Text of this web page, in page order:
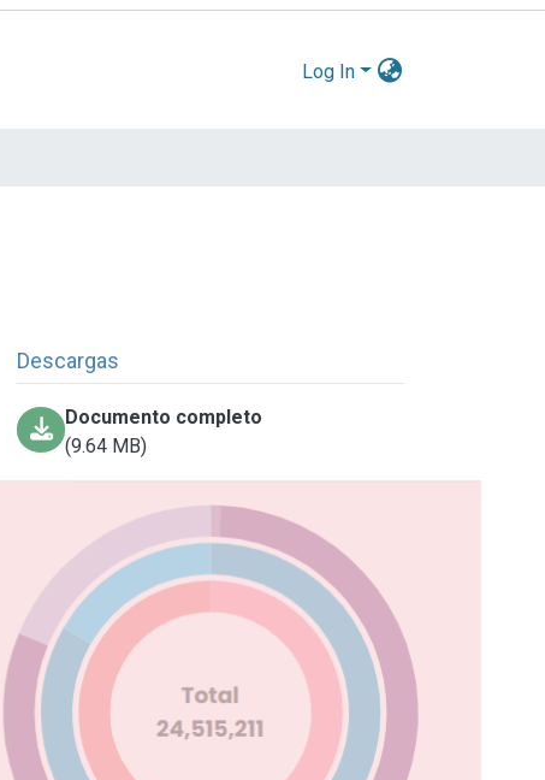
Log In
Descargas
Documento completo
(9.64 MB)